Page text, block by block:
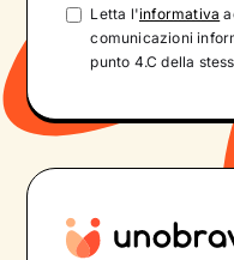
Letta l'informativa
comunicazioni
punto 4.C della